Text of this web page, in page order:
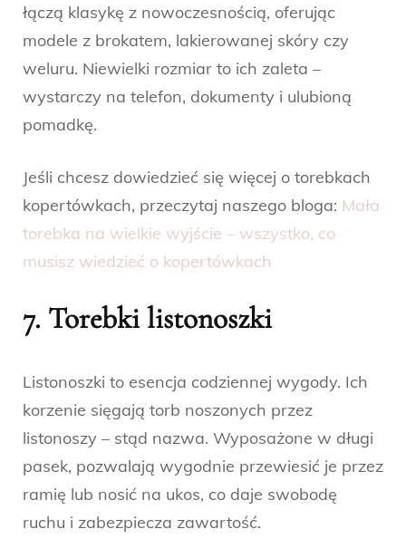
łączą klasykę z nowoczesnością, oferując
modele z brokatem, lakierowanej skóry czy
weluru. Niewielki rozmiar to ich zaleta –
wystarczy na telefon, dokumenty i ulubioną
pomadkę.
Jeśli chcesz dowiedzieć się więcej o torebkach
kopertówkach, przeczytaj naszego bloga: Mała
torebka na wielkie wyjście – wszystko, co
musisz wiedzieć o kopertówkach
7. Torebki listonoszki
Listonoszki to esencja codziennej wygody. Ich
korzenie sięgają torb noszonych przez
listonoszy – stąd nazwa. Wyposażone w długi
pasek, pozwalają wygodnie przewiesić je przez
ramię lub nosić na ukos, co daje swobodę
ruchu i zabezpiecza zawartość.